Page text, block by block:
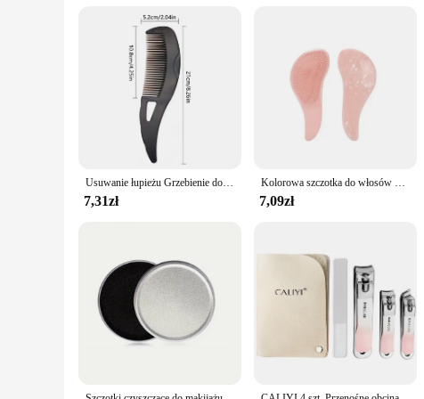
Usuwanie łupieżu Grzebienie do włosów na skórze głowy Grzebień do włosów Samoczyszczące antystatyczne szczotki do masażu Narzędzia do stylizacji w salonie fryzjerskim
7,31zł
Kolorowa szczotka do włosów dla dzieci i kobiet Błyszczący grzebień do włosów Anti-knot TT Redukcja wypadania włosów Szczotka do rozczesywania Grzebień do masażu skóry głowy Peine
7,09zł